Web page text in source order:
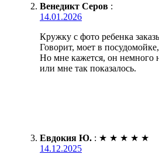
Венедикт Серов :
14.01.2026
Кружку с фото ребенка
Говорит, моет в
Но мне кажется, он немного
или мне так показалось.
Евдокия Ю. : ★ ★ ★ ★ ★
14.12.2025